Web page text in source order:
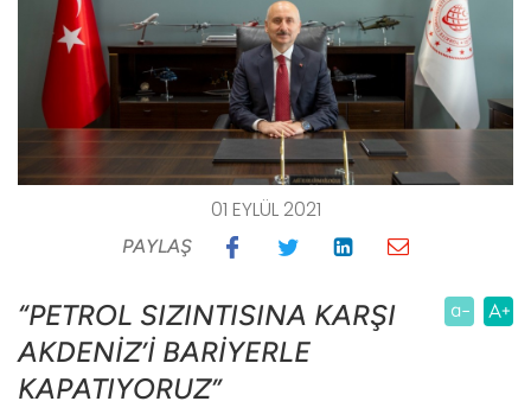
01 EYLÜL 2021
PAYLAŞ
“PETROL SIZINTISINA KARŞI
AKDENİZ’İ BARİYERLE
KAPATIYORUZ”